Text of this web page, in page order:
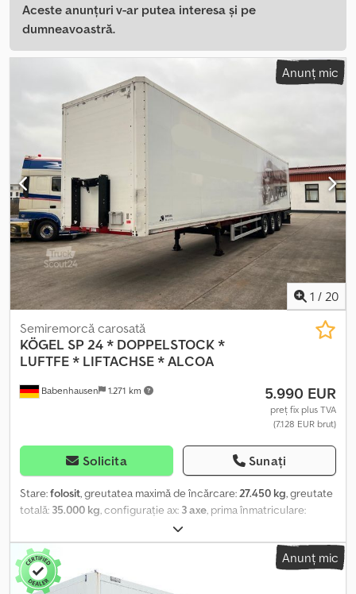
Aceste anunțuri v-ar putea interesa și pe
dumneavoastră.
Anunț mic
1 / 20
Babenhausen 1.271 km
Semiremorcă carosată
KÖGEL SP 24 * DOPPELSTOCK *
LUFTFE * LIFTACHSE * ALCOA
5.990 EUR
preț fix plus TVA
(7.128 EUR brut)
Solicita Sunați
Stare:folosit, greutatea maximă de încărcare: 27.450 kg, greutate
totală: 35.000 kg , configurație ax: 3 axe , prima înmatriculare:
, următoarea inspecție (TÜV):
de încărcare:13.600 mm, lățimea spațiului de încărcare:2.480
mm, înălțime spațiu de încărcare:
, KÖGEL SP 24
SUSPENSIE PNEUMATICĂ AXĂ LIFTABILĂ DUBLĂ PODEA ALCOA ---
Anunț mic